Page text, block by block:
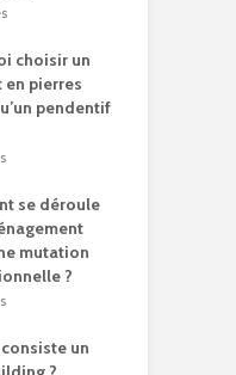
choisir un
en pierres
pendentif
se déroule
mutation
?
un